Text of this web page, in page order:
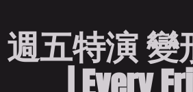
五特演 變